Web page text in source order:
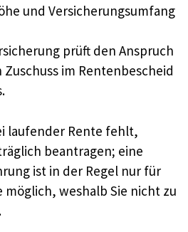
und Versicherungsumfang
prüft den Anspruch
im Rentenbescheid
laufender Rente fehlt,
beantragen; eine
ist in der Regel nur für
weshalb Sie nicht zu